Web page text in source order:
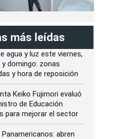
más leídas
agua y luz este viernes,
domingo: zonas
y hora de reposición
Keiko Fujimori evaluó
de Educación
para mejorar el sector
abren